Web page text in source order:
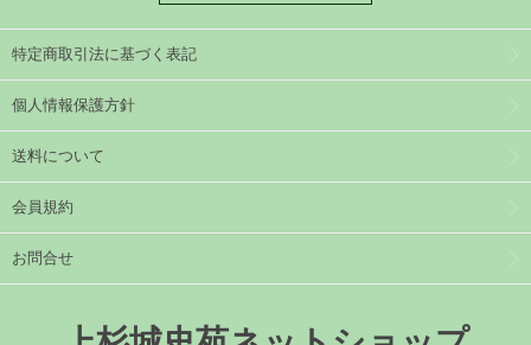
特定商取引法に基づく表記
個人情報保護方針
送料について
会員規約
お問合せ